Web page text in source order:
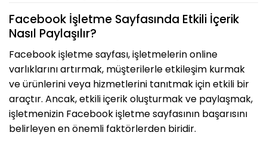
Facebook İşletme Sayfasında Etkili İçerik
Nasıl Paylaşılır?
Facebook işletme sayfası, işletmelerin online
varlıklarını artırmak, müşterilerle etkileşim kurmak
ve ürünlerini veya hizmetlerini tanıtmak için etkili bir
araçtır. Ancak, etkili içerik oluşturmak ve paylaşmak,
işletmenizin Facebook işletme sayfasının başarısını
belirleyen en önemli faktörlerden biridir.